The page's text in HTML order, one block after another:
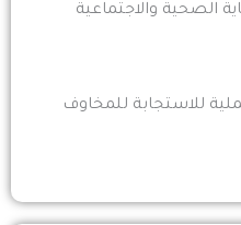
الصحية والاجتماعية
للاستجابة للمخاوف